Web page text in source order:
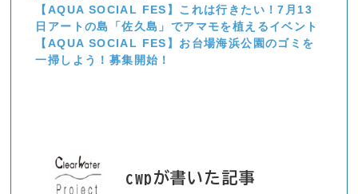
【AQUA SOCIAL FES】これは行きたい！7月13
日アートの島「佐久島」でアマモを植えるイベント
【AQUA SOCIAL FES】お台場海浜公園のゴミを
一掃しよう！募集開始！
cwpが書いた記事